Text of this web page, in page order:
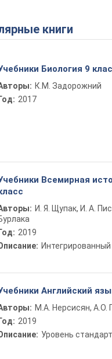
Play
книги
Биология 9
К.М. Задорожний
Год: 2017
Всемирная
И. Я. Щупак, И. А.
Год: 2019
Интегрированный
Английский
М.А. Нерсисян, А.О.
Год: 2019
Уровень